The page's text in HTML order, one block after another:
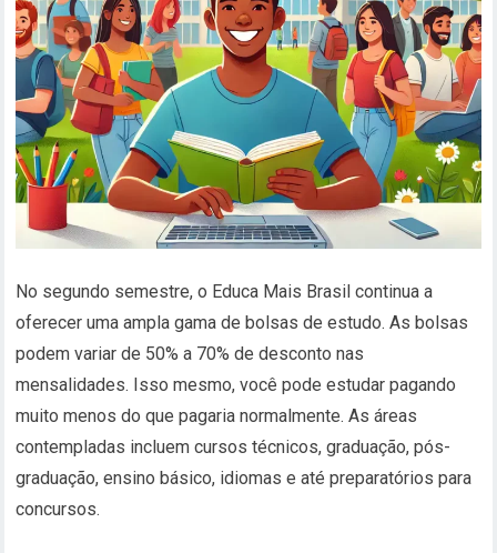
No segundo semestre, o Educa Mais Brasil continua a
oferecer uma ampla gama de bolsas de estudo. As bolsas
podem variar de 50% a 70% de desconto nas
mensalidades. Isso mesmo, você pode estudar pagando
muito menos do que pagaria normalmente. As áreas
contempladas incluem cursos técnicos, graduação, pós-
graduação, ensino básico, idiomas e até preparatórios para
concursos.